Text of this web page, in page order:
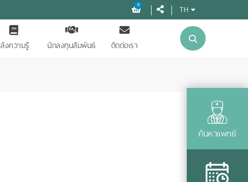
0 TH
งความรู้ นักลงทุนสัมพันธ์ ติดต่อเรา
ค้นหาแพทย์